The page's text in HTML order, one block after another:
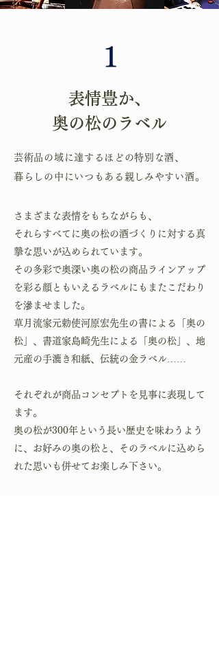
1
表情豊か、
奥の松のラベル
芸術品の域に達するほどの特別な酒、
暮らしの中にいつもある親しみやすい酒。
さまざまな表情をもちながらも、
それらすべてに奥の松の酒づくりに対する真
摯な思いが込められています。
その多彩で奥深い奥の松の商品ラインアップ
を彩る顔ともいえるラベルにもまたこだわり
を滲ませました。
草月流家元勅使河原宏先生の書による「奥の
松」、書道家島崎先生による「奥の松」、地
元産の手漉き和紙、伝統の金ラベル……
それぞれが商品コンセプトを見事に表現して
ます。
奥の松が300年という長い歴史を味わうよう
に、お好みの奥の松と、そのラベルに込めら
れた思いも併せてお楽しみ下さい。